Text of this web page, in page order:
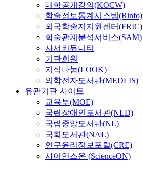
대학공개강의(KOCW)
학술정보통계시스템(Rinfo)
외국학술지지원센터(FRIC)
학술관계분석서비스(SAM)
사서커뮤니티
기관회원
지식나눔(LOOK)
의학전자도서관(MEDLIS)
유관기관 사이트
교육부(MOE)
국립장애인도서관(NLD)
국립중앙도서관(NL)
국회도서관(NAL)
연구윤리정보포털(CRE)
사이언스온 (ScienceON)